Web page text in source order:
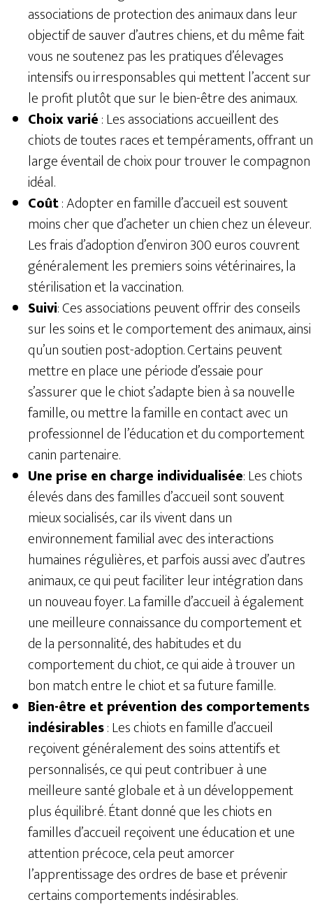
associations de protection des animaux dans leur
objectif de sauver d’autres chiens, et du même fait
vous ne soutenez pas les pratiques d’élevages
intensifs ou irresponsables qui mettent l’accent sur
le profit plutôt que sur le bien-être des animaux.
Choix varié: Les associations accueillent des
chiots de toutes races et tempéraments, offrant un
large éventail de choix pour trouver le compagnon
idéal.
Coût: Adopter en famille d’accueil est souvent
moins cher que d’acheter un chien chez un éleveur.
Les frais d’adoption d’environ 300 euros couvrent
généralement les premiers soins vétérinaires, la
stérilisation et la vaccination.
Suivi: Ces associations peuvent offrir des conseils
sur les soins et le comportement des animaux, ainsi
qu’un soutien post-adoption. Certains peuvent
mettre en place une période d’essaie pour
s’assurer que le chiot s’adapte bien à sa nouvelle
famille, ou mettre la famille en contact avec un
professionnel de l’éducation et du comportement
canin partenaire.
Une prise en charge individualisée: Les chiots
élevés dans des familles d’accueil sont souvent
mieux socialisés, car ils vivent dans un
environnement familial avec des interactions
humaines régulières, et parfois aussi avec d’autres
animaux, ce qui peut faciliter leur intégration dans
un nouveau foyer. La famille d’accueil à également
une meilleure connaissance du comportement et
de la personnalité, des habitudes et du
comportement du chiot, ce qui aide à trouver un
bon match entre le chiot et sa future famille.
Bien-être et prévention des comportements
indésirables: Les chiots en famille d’accueil
reçoivent généralement des soins attentifs et
personnalisés, ce qui peut contribuer à une
meilleure santé globale et à un développement
plus équilibré. Étant donné que les chiots en
familles d’accueil reçoivent une éducation et une
attention précoce, cela peut amorcer
l’apprentissage des ordres de base et prévenir
certains comportements indésirables.